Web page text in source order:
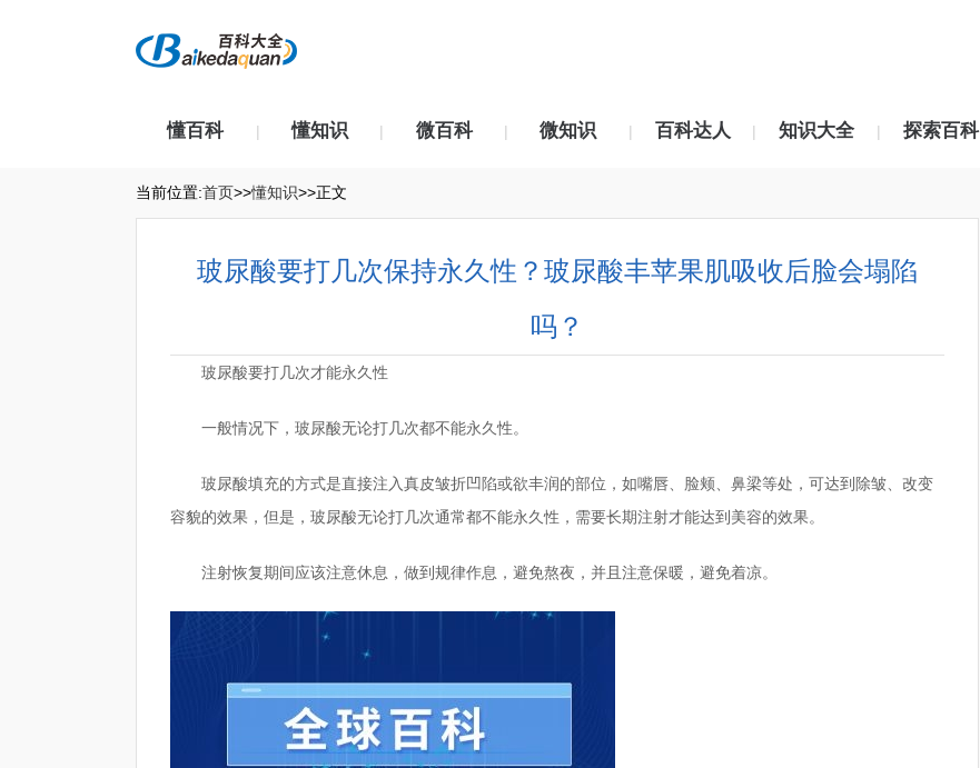
懂百科 | 懂知识 | 微百科 | 微知识 | 百科达人 | 知识大全 | 探索百科
当前位置:首页>>懂知识>>正文
玻尿酸要打几次保持永久性？玻尿酸丰苹果肌吸收后脸会塌陷
吗？
玻尿酸要打几次才能永久性
一般情况下，玻尿酸无论打几次都不能永久性。
玻尿酸填充的方式是直接注入真皮皱折凹陷或欲丰润的部位，如嘴唇、脸颊、鼻梁等处，可达到除皱、改变
容貌的效果，但是，玻尿酸无论打几次通常都不能永久性，需要长期注射才能达到美容的效果。
注射恢复期间应该注意休息，做到规律作息，避免熬夜，并且注意保暖，避免着凉。